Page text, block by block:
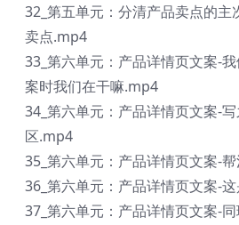
32_第五单元：分清产品卖点的主
卖点.mp4
33_第六单元：产品详情页文案-
案时我们在干嘛.mp4
34_第六单元：产品详情页文案-
区.mp4
35_第六单元：产品详情页文案-
36_第六单元：产品详情页文案-
37_第六单元：产品详情页文案-